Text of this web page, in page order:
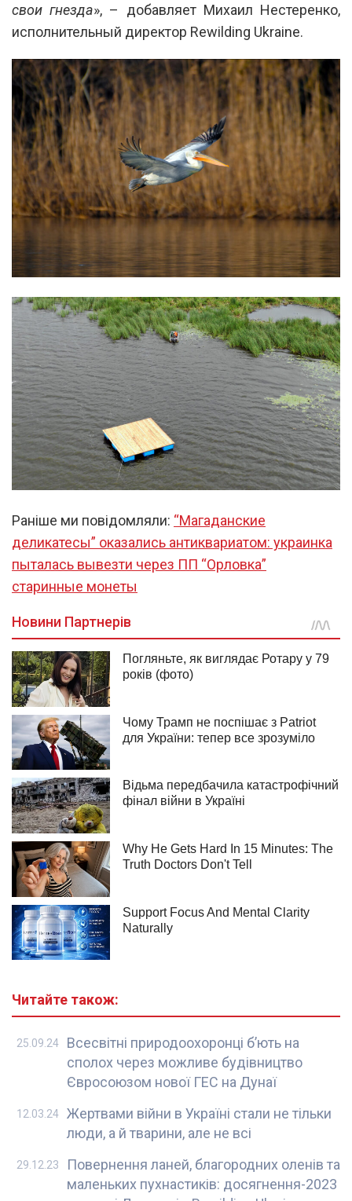
свои гнезда», – добавляет Михаил Нестеренко,
исполнительный директор Rewilding Ukraine.
Раніше ми повідомляли: “Магаданские
деликатесы” оказались антиквариатом: украинка
пыталась вывезти через ПП “Орловка”
старинные монеты
Читайте також:
Всесвітні природоохоронці б’ють на
сполох через можливе будівництво
Євросоюзом нової ГЕС на Дунаї
25.09.24
Жертвами війни в Україні стали не тільки
люди, а й тварини, але не всі
12.03.24
Повернення ланей, благородних оленів та
маленьких пухнастиків: досягнення-2023
29.12.23